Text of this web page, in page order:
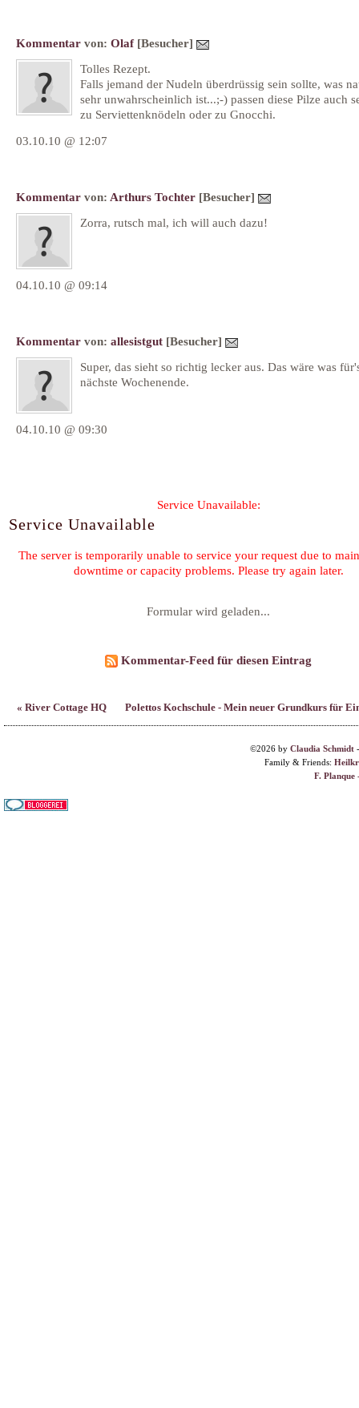
Kommentar von: Olaf [Besucher]
Tolles Rezept.
Falls jemand der Nudeln überdrüssig sein sollte, was
sehr unwahrscheinlich ist...;-) passen diese Pilze auch
zu Serviettenknödeln oder zu Gnocchi.
03.10.10 @ 12:07
Kommentar von: Arthurs Tochter [Besucher]
Zorra, rutsch mal, ich will auch dazu!
04.10.10 @ 09:14
Kommentar von: allesistgut [Besucher]
Super, das sieht so richtig lecker aus. Das wäre was
nächste Wochenende.
04.10.10 @ 09:30
Formular wird geladen...
Kommentar-Feed für diesen Eintrag
Family & Friends: